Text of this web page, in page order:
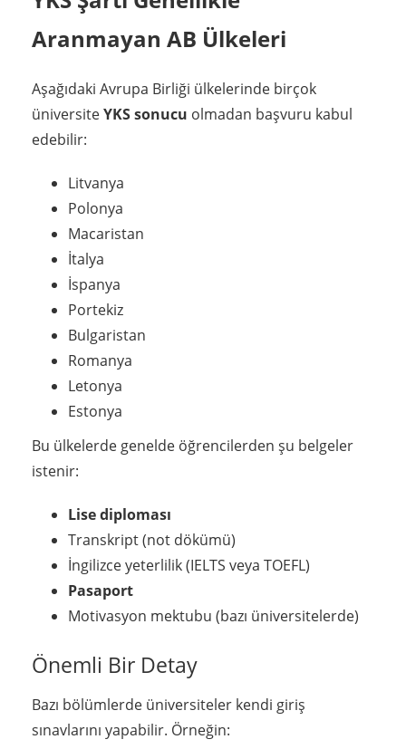
Aranmayan AB Ülkeleri
Aşağıdaki Avrupa Birliği ülkelerinde birçok
üniversiteYKS sonucu olmadan başvuru kabul
edebilir:
Litvanya
Polonya
Macaristan
İtalya
İspanya
Portekiz
Bulgaristan
Romanya
Letonya
Estonya
Bu ülkelerde genelde öğrencilerden şu belgeler
istenir:
Lise diploması
Transkript (not dökümü)
İngilizce yeterlilik (IELTS veya TOEFL)
Pasaport
Motivasyon mektubu (bazı üniversitelerde)
Önemli Bir Detay
Bazı bölümlerde üniversiteler kendi giriş
sınavlarını yapabilir. Örneğin: